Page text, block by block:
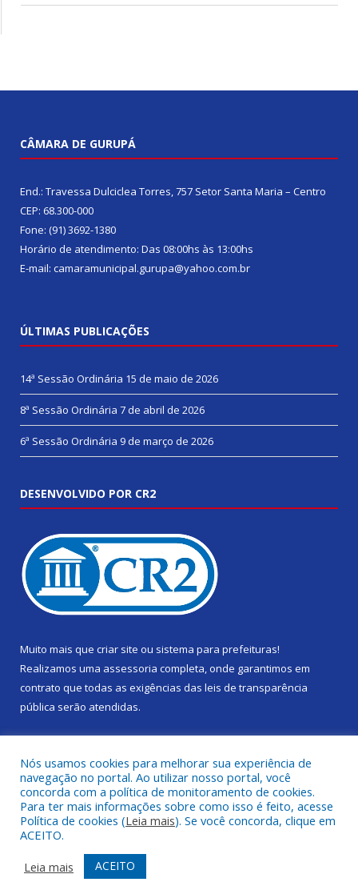
CÂMARA DE GURUPÁ
End.: Travessa Dulciclea Torres, 757 Setor Santa Maria – Centro
CEP: 68.300-000
Fone: (91) 3692-1380
Horário de atendimento: Das 08:00hs às 13:00hs
E-mail: camaramunicipal.gurupa@yahoo.com.br
ÚLTIMAS PUBLICAÇÕES
14ª Sessão Ordinária 15 de maio de 2026
8ª Sessão Ordinária 7 de abril de 2026
6ª Sessão Ordinária 9 de março de 2026
DESENVOLVIDO POR CR2
Muito mais que criar site ou sistema para prefeituras!
Realizamos uma assessoria completa, onde garantimos em
contrato que todas as exigências das leis de transparência
pública serão atendidas.
Todos os direitos reservados a Câmara Municipal de Gurupá.
Mapa do Site
Acessar Área Administrativa
Nós usamos cookies para melhorar sua experiência de
navegação no portal. Ao utilizar nosso portal, você
concorda com a política de monitoramento de cookies.
Para ter mais informações sobre como isso é feito, acesse
Política de cookies (Leia mais). Se você concorda, clique em
ACEITO.
Leia mais
ACEITO